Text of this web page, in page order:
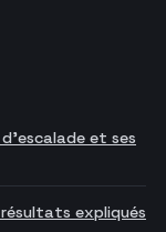
et ses
expliqués